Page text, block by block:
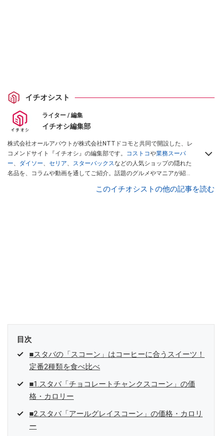
イチオシスト
ライター / 編集
イチオシ編集部
株式会社オールアバウトが株式会社NTTドコモと共同で開設した、レ
コメンドサイト『イチオシ』の編集部です。 コストコや業務スーパ
ー、 ダイソー、 セリア、 スターバックスなどの人気ショップの隠れた
名品を、コラムや動画を通してご紹介。話題のグルメやマニアが紹介
インフルエンサーが実際に使用してレビューしています。毎日トレン
このイチオシストの他の記事を読む
目次
■スタバの「スコーン」はコーヒーに合うスイーツ！
定番2種類を食べ比べ
■1.スタバ「チョコレートチャンクスコーン」の価
格・カロリー
■2.スタバ「アールグレイスコーン」の価格・カロリ
ー